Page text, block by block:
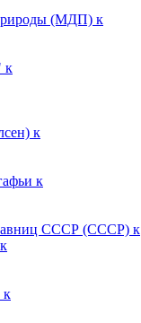
(МДП) к
к
к
к
СССР (СССР) к
к